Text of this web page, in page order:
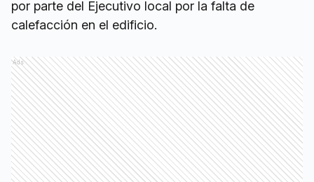
por parte del Ejecutivo local por la falta de
calefacción en el edificio.
Ads